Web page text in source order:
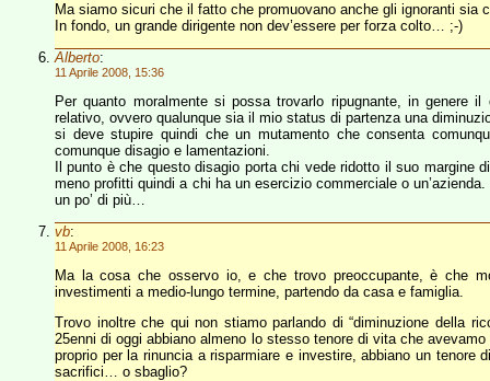
Ma siamo sicuri che il fatto che promuovano anche gli ignoranti sia
In fondo, un grande dirigente non dev’essere per forza colto… ;-)
Alberto:
11 Aprile 2008, 15:36
Per quanto moralmente si possa trovarlo ripugnante, in genere
relativo, ovvero qualunque sia il mio status di partenza una
si deve stupire quindi che un mutamento che consenta
comunque disagio e lamentazioni.
Il punto è che questo disagio porta chi vede ridotto il suo margine
meno profitti quindi a chi ha un esercizio commerciale o
un po’ di più…
vb:
11 Aprile 2008, 16:23
Ma la cosa che osservo io, e che trovo preoccupante, è che
investimenti a medio-lungo termine, partendo da casa e famiglia.
Trovo inoltre che qui non stiamo parlando di “diminuzione della
25enni di oggi abbiano almeno lo stesso tenore di vita che
proprio per la rinuncia a risparmiare e investire, abbiano un tenore
sacrifici… o sbaglio?